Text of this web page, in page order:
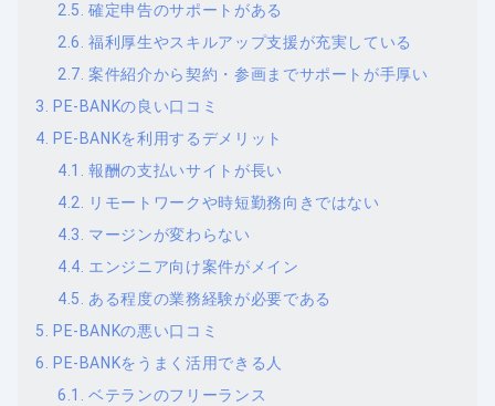
確定申告のサポートがある
福利厚生やスキルアップ支援が充実している
案件紹介から契約・参画までサポートが手厚い
PE-BANKの良い口コミ
PE-BANKを利用するデメリット
報酬の支払いサイトが長い
リモートワークや時短勤務向きではない
マージンが変わらない
エンジニア向け案件がメイン
ある程度の業務経験が必要である
PE-BANKの悪い口コミ
PE-BANKをうまく活用できる人
ベテランのフリーランス